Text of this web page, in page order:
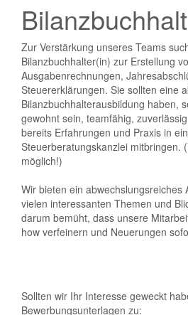
Zur Verstärkung unseres Teams
Bilanzbuchhalter(in) zur Erstellung
Ausgabenrechnungen,
Steuererklärungen. Sie sollten eine
Bilanzbuchhalterausbildung haben,
gewohnt sein, teamfähig,
bereits Erfahrungen und Praxis in
Steuerberatungskanzlei mitbringen.
möglich!)
Wir bieten ein abwechslungsreiches
vielen interessanten Themen und
darum bemüht, dass unsere
how verfeinern und Neuerungen
Sollten wir Ihr Interesse geweckt
Bewerbungsunterlagen zu: